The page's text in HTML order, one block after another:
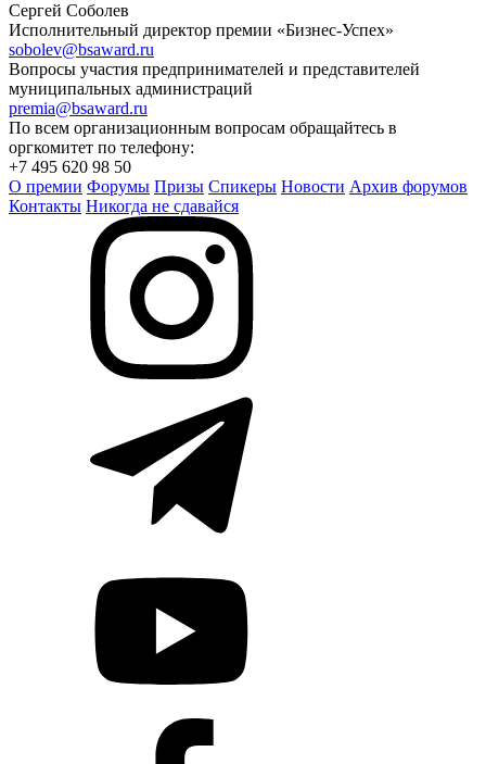
Сергей Соболев
Исполнительный директор премии «Бизнес-Успех»
sobolev@bsaward.ru
Вопросы участия предпринимателей и представителей
муниципальных администраций
premia@bsaward.ru
По всем организационным вопросам обращайтесь в
оргкомитет по телефону:
+7 495 620 98 50
О премии Форумы Призы Спикеры Новости Архив форумов
Контакты Никогда не сдавайся